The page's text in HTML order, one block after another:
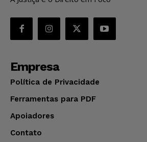
Empresa
Política de Privacidade
Ferramentas para PDF
Apoiadores
Contato